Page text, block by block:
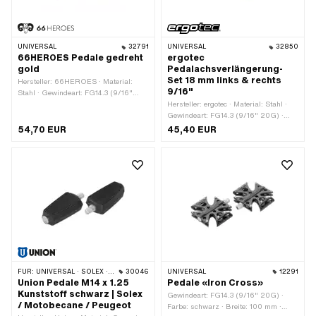
UNIVERSAL 32791
66HEROES Pedale gedreht
gold
Hersteller: 66HEROES · Material:
Stahl · Gewindeart: FG14.3 (9/16"
poliert · Oberfläche: vergoldet ·
54,70 EUR
UNIVERSAL 32850
ergotec
Pedalachsverlängerung-
Set 18 mm links & rechts
9/16"
Hersteller: ergotec · Material: Stahl ·
Gewindeart: FG14.3 (9/16" 20G) ·
Farbe: anthrazit · Oberfläche:
45,40 EUR
FÜR: UNIVERSAL · SOLEX · MBK / MOTOBÉCANE · PEUGEOT 30046
Union Pedale M14 x 1.25
Kunststoff schwarz | Solex
/ Motobecane / Peugeot
UNIVERSAL 12291
Pedale «Iron Cross»
Gewindeart: FG14.3 (9/16" 20G) ·
Farbe: schwarz · Breite: 100 mm ·